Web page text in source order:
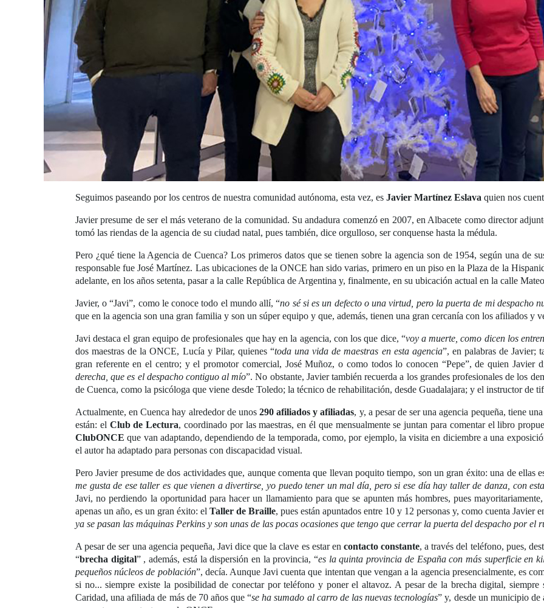
Seguimos paseando por los centros de nuestra comunidad autónoma, esta vez, es Javier Martínez Eslava quien nos
Javier presume de ser el más veterano de la comunidad. Su andadura comenzó en 2007, en Albacete como director
tomó las riendas de la agencia de su ciudad natal, pues también, dice orgulloso, ser conquense hasta la médula.
Pero ¿qué tiene la Agencia de Cuenca? Los primeros datos que se tienen sobre la agencia son de 1954, según una de
responsable fue José Martínez. Las ubicaciones de la ONCE han sido varias, primero en un piso en la Plaza de la
adelante, en los años setenta, pasar a la calle República de Argentina y, finalmente, en su ubicación actual en la calle
Javier, o “Javi”, como le conoce todo el mundo allí, “no sé si es un defecto o una virtud, pero la puerta de mi despacho
que en la agencia son una gran familia y son un súper equipo y que, además, tienen una gran cercanía con los afiliados y
Javi destaca el gran equipo de profesionales que hay en la agencia, con los que dice, “voy a muerte, como dicen los
dos maestras de la ONCE, Lucía y Pilar, quienes “toda una vida de maestras en esta agencia”, en palabras de Javier;
gran referente en el centro; y el promotor comercial, José Muñoz, o como todos lo conocen “Pepe”, de quien Javier
derecha, que es el despacho contiguo al mío”. No obstante, Javier también recuerda a los grandes profesionales de los
de Cuenca, como la psicóloga que viene desde Toledo; la técnico de rehabilitación, desde Guadalajara; y el instructor de
Actualmente, en Cuenca hay alrededor de unos 290 afiliados y afiliadas, y, a pesar de ser una agencia pequeña, tiene
están: el Club de Lectura, coordinado por las maestras, en él que mensualmente se juntan para comentar el libro
ClubONCE que van adaptando, dependiendo de la temporada, como, por ejemplo, la visita en diciembre a una
el autor ha adaptado para personas con discapacidad visual.
Pero Javier presume de dos actividades que, aunque comenta que llevan poquito tiempo, son un gran éxito: una de ellas
me gusta de ese taller es que vienen a divertirse, yo puedo tener un mal día, pero si ese día hay taller de danza, con
Javi, no perdiendo la oportunidad para hacer un llamamiento para que se apunten más hombres, pues
apenas un año, es un gran éxito: el Taller de Braille, pues están apuntados entre 10 y 12 personas y, como cuenta Javier
ya se pasan las máquinas Perkins y son unas de las pocas ocasiones que tengo que cerrar la puerta del despacho por el
A pesar de ser una agencia pequeña, Javi dice que la clave es estar en contacto constante, a través del teléfono, pues,
“brecha digital” , además, está la dispersión en la provincia, “es la quinta provincia de España con más superficie en
pequeños núcleos de población”, decía. Aunque Javi cuenta que intentan que vengan a la agencia presencialmente, es
si no... siempre existe la posibilidad de conectar por teléfono y poner el altavoz. A pesar de la brecha digital, siempre
Caridad, una afiliada de más de 70 años que “se ha sumado al carro de las nuevas tecnologías” y, desde un municipio de